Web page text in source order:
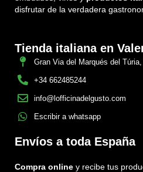
disfrutar de la verdadera
Tienda italiana en
Gran Via del Marqués del Túria,
+34 662485244
info@lofficinadelgusto.com
Escribir a whatsapp
Envíos a toda España
Compra online y recibe tus